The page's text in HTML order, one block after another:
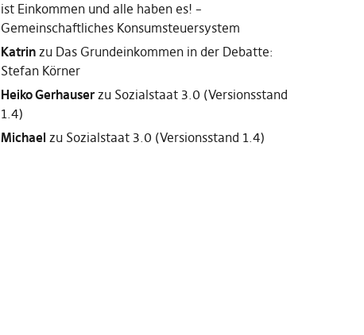
ist Einkommen und alle haben es! –
Gemeinschaftliches Konsumsteuersystem
Katrinzu Das Grundeinkommen in der Debatte:
Stefan Körner
Heiko Gerhauserzu Sozialstaat 3.0 (Versionsstand
1.4)
Michael zu Sozialstaat 3.0 (Versionsstand 1.4)